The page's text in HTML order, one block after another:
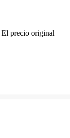
El precio original